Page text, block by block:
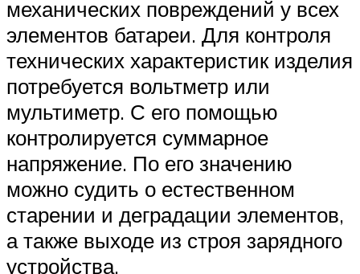
механических повреждений у всех
элементов батареи. Для контроля
технических характеристик изделия
потребуется вольтметр или
мультиметр. С его помощью
контролируется суммарное
напряжение. По его значению
можно судить о естественном
старении и деградации элементов,
а также выходе из строя зарядного
устройства.